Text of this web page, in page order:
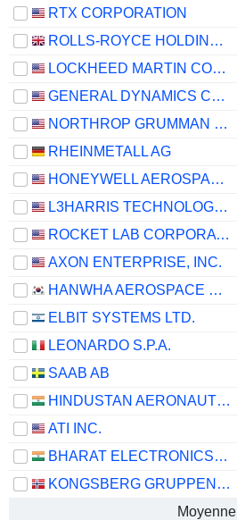
RTX CORPORATION
ROLLS-ROYCE HOLDINGS PLC
LOCKHEED MARTIN CORPORATION
GENERAL DYNAMICS CORPORATION
NORTHROP GRUMMAN CORPORATION
RHEINMETALL AG
HONEYWELL AEROSPACE INC.
L3HARRIS TECHNOLOGIES, INC.
ROCKET LAB CORPORATION
AXON ENTERPRISE, INC.
HANWHA AEROSPACE CO., LTD.
ELBIT SYSTEMS LTD.
LEONARDO S.P.A.
SAAB AB
HINDUSTAN AERONAUTICS LIMITED
ATI INC.
BHARAT ELECTRONICS LIMITED
KONGSBERG GRUPPEN ASA
Moyenne